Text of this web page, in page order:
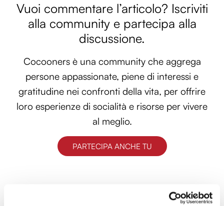
Vuoi commentare l’articolo? Iscriviti
alla community e partecipa alla
discussione.
Cocooners è una community che aggrega
persone appassionate, piene di interessi e
gratitudine nei confronti della vita, per offrire
loro esperienze di socialità e risorse per vivere
al meglio.
PARTECIPA ANCHE TU